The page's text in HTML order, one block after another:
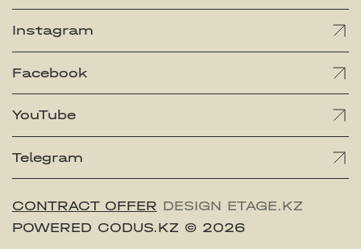
Instagram
Facebook
YouTube
Telegram
CONTRACT OFFER DESIGN ETAGE.KZ
POWERED CODUS.KZ © 2026